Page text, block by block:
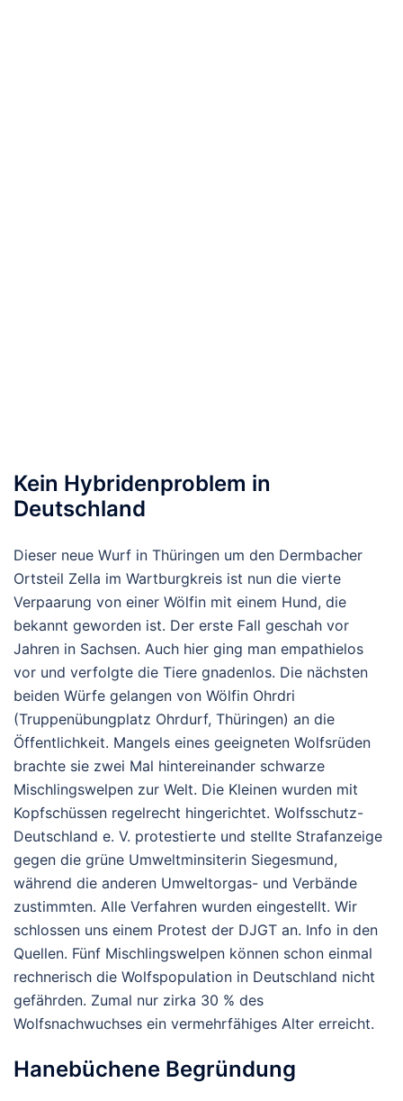
Kein Hybridenproblem in
Deutschland
Dieser neue Wurf in Thüringen um den Dermbacher
Ortsteil Zella im Wartburgkreis ist nun die vierte
Verpaarung von einer Wölfin mit einem Hund, die
bekannt geworden ist. Der erste Fall geschah vor
Jahren in Sachsen. Auch hier ging man empathielos
vor und verfolgte die Tiere gnadenlos. Die nächsten
beiden Würfe gelangen von Wölfin Ohrdri
(Truppenübungplatz Ohrdurf, Thüringen) an die
Öffentlichkeit. Mangels eines geeigneten Wolfsrüden
brachte sie zwei Mal hintereinander schwarze
Mischlingswelpen zur Welt. Die Kleinen wurden mit
Kopfschüssen regelrecht hingerichtet. Wolfsschutz-
Deutschland e. V. protestierte und stellte Strafanzeige
gegen die grüne Umweltminsiterin Siegesmund,
während die anderen Umweltorgas- und Verbände
zustimmten. Alle Verfahren wurden eingestellt. Wir
schlossen uns einem Protest der DJGT an. Info in den
Quellen. Fünf Mischlingswelpen können schon einmal
rechnerisch die Wolfspopulation in Deutschland nicht
gefährden. Zumal nur zirka 30 % des
Wolfsnachwuchses ein vermehrfähiges Alter erreicht.
Hanebüchene Begründung